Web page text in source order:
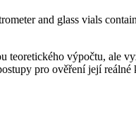
teoretického výpočtu,
pro ověření její reálné